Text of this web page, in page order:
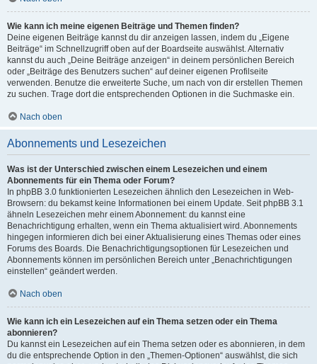
Wie kann ich meine eigenen Beiträge und Themen finden?
Deine eigenen Beiträge kannst du dir anzeigen lassen, indem du „Eigene
Beiträge“ im Schnellzugriff oben auf der Boardseite auswählst. Alternativ
kannst du auch „Deine Beiträge anzeigen“ in deinem persönlichen Bereich
oder „Beiträge des Benutzers suchen“ auf deiner eigenen Profilseite
verwenden. Benutze die erweiterte Suche, um nach von dir erstellen Themen
zu suchen. Trage dort die entsprechenden Optionen in die Suchmaske ein.
Nach oben
Abonnements und Lesezeichen
Was ist der Unterschied zwischen einem Lesezeichen und einem
Abonnements für ein Thema oder Forum?
In phpBB 3.0 funktionierten Lesezeichen ähnlich den Lesezeichen in Web-
Browsern: du bekamst keine Informationen bei einem Update. Seit phpBB 3.1
ähneln Lesezeichen mehr einem Abonnement: du kannst eine
Benachrichtigung erhalten, wenn ein Thema aktualisiert wird. Abonnements
hingegen informieren dich bei einer Aktualisierung eines Themas oder eines
Forums des Boards. Die Benachrichtigungsoptionen für Lesezeichen und
Abonnements können im persönlichen Bereich unter „Benachrichtigungen
einstellen“ geändert werden.
Nach oben
Wie kann ich ein Lesezeichen auf ein Thema setzen oder ein Thema
abonnieren?
Du kannst ein Lesezeichen auf ein Thema setzen oder es abonnieren, in dem
du die entsprechende Option in den „Themen-Optionen“ auswählst, die sich